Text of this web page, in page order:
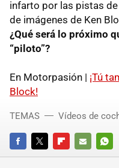
infarto por las pistas
de imágenes de Ken
¿Qué será lo próximo
“piloto”?
En Motorpasión | ¡Tú
Block!
FACEBOOKTWITTERFLIPBOARD
E-
TEMAS Vídeos de